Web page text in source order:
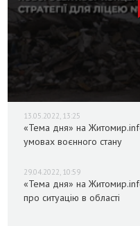
13.05.2022, 13:25
«Тема дня» на
умовах воєнного стану
29.04.2022, 10:59
«Тема дня» на
про ситуацію в області